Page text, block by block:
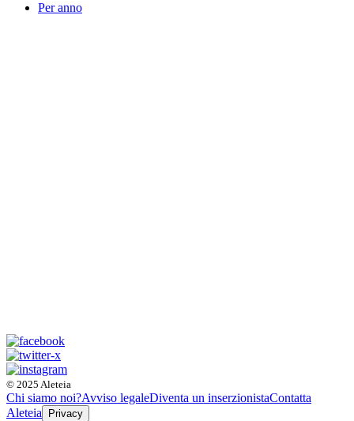
Per anno
© 2025 Aleteia
Chi siamo noi?Avviso legaleDiventa un inserzionistaContatta
Aleteia
Privacy